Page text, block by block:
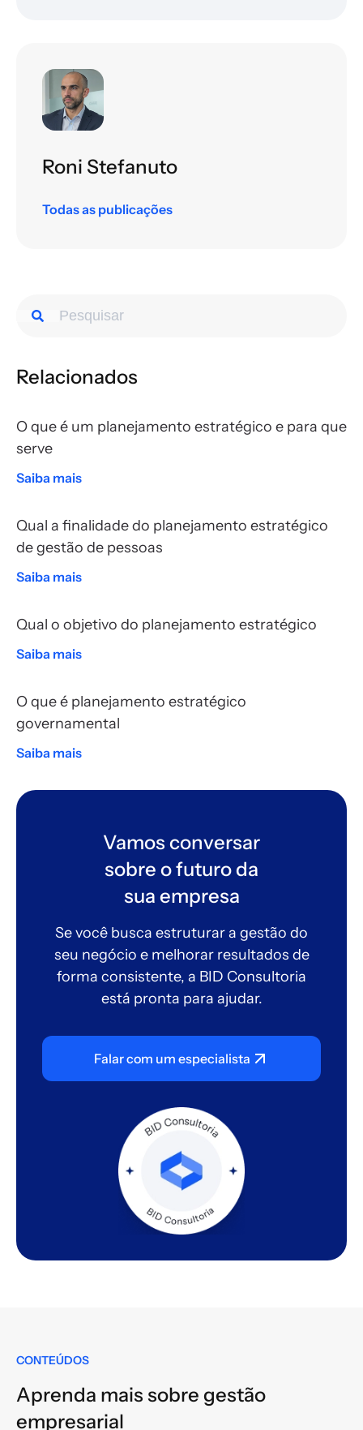
Roni Stefanuto
Todas as publicações
Relacionados
O que é um planejamento estratégico e para que
serve
Saiba mais
Qual a finalidade do planejamento estratégico
de gestão de pessoas
Saiba mais
Qual o objetivo do planejamento estratégico
Saiba mais
O que é planejamento estratégico
governamental
Saiba mais
Vamos conversar
sobre o futuro da
sua empresa
Se você busca estruturar a gestão do
seu negócio e melhorar resultados de
forma consistente, a BID Consultoria
está pronta para ajudar.
Falar com um especialista
CONTEÚDOS
Aprenda mais sobre gestão
empresarial